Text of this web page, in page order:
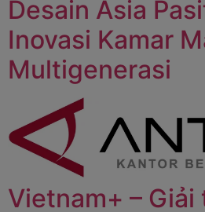
Desain Asia
Inovasi Kamar
Multigenerasi
Vietnam+ –